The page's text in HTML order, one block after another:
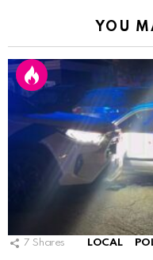
YOU
7 Shares LOCAL